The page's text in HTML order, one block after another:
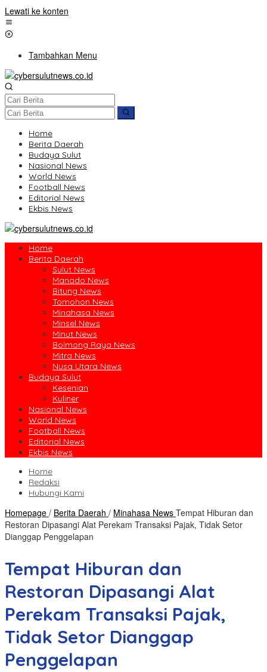
Lewati ke konten
Tambahkan Menu
Home
Berita Daerah
Budaya Sulut
Nasional News
World News
Football News
Editorial News
Ekbis News
Home
Berita Daerah
Sulut News
Manado News
Bitung News
Tomohon News
Minahasa News
Minsel News
Minut News
Bolmong Raya News
Mitra News
Nusa Utara News
Budaya Sulut
Kesenian
Kuliner
Nasional News
World News
Football News
Editorial News
Ekbis News
Home
Redaksi
Hubungi Kami
Homepage / Berita Daerah / Minahasa News Tempat Hiburan dan
Restoran Dipasangi Alat Perekam Transaksi Pajak, Tidak Setor
Dianggap Penggelapan
Tempat Hiburan dan
Restoran Dipasangi Alat
Perekam Transaksi Pajak,
Tidak Setor Dianggap
Penggelapan